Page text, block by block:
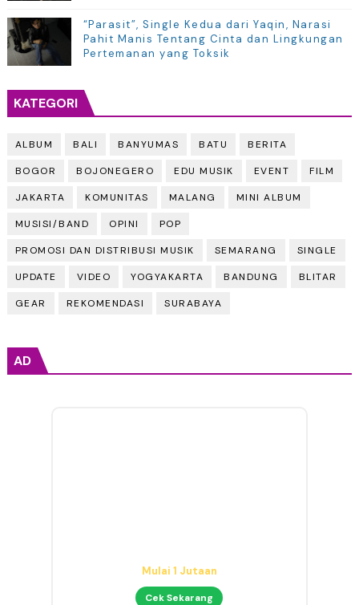
“Parasit”, Single Kedua dari Yaqin, Narasi
Pahit Manis Tentang Cinta dan Lingkungan
Pertemanan yang Toksik
KATEGORI
ALBUM BALI BANYUMAS BATU BERITA
BOGOR BOJONEGERO EDU MUSIK EVENT FILM
JAKARTA KOMUNITAS MALANG MINI ALBUM
MUSISI/BAND OPINI POP
PROMOSI DAN DISTRIBUSI MUSIK SEMARANG SINGLE
UPDATE VIDEO YOGYAKARTA BANDUNG BLITAR
GEAR REKOMENDASI SURABAYA
AD
Mulai 1 Jutaan
Cek Sekarang